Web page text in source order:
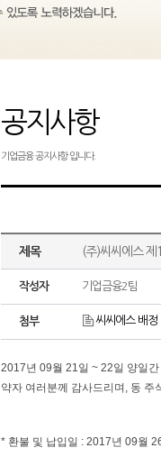
공지사항
기업금융 공지사항 입니다.
제목 (주)씨씨에스
작성자 기업금융2팀
첨부 씨씨에스 배
2017년 09월 21일 ~ 22일 양일
약자 여러분께 감사드리며, 동
* 환불 및 납입일 : 2017년 09월